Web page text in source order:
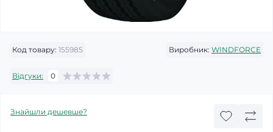
Код товару: 155985 Виробник: WINDFORCE
Відгуки: 0
Знайшли дешевше?